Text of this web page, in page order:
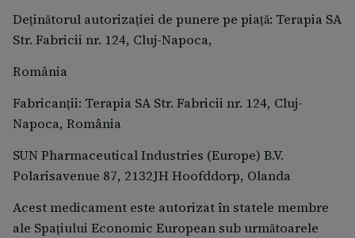
Deţinătorul autorizaţiei de punere pe piaţă: Terapia SA
Str. Fabricii nr. 124, Cluj-Napoca,
România
Fabricanții: Terapia SA Str. Fabricii nr. 124, Cluj-
Napoca, România
SUN Pharmaceutical Industries (Europe) B.V.
Polarisavenue 87, 2132JH Hoofddorp, Olanda
Acest medicament este autorizat în statele membre
ale Spațiului Economic European sub următoarele